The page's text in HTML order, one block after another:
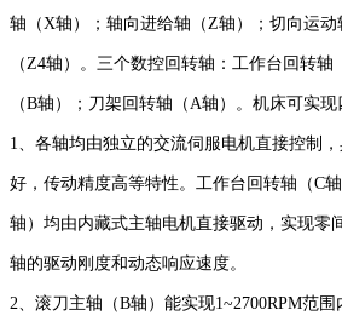
轴（X轴）；轴向进给轴（Z轴）；切向运
（Z4轴）。三个数控回转轴：工作台回转
（B轴）；刀架回转轴（A轴）。机床可实现
1、各轴均由独立的交流伺服电机直接控制
好，传动精度高等特性。工作台回转轴（C
轴）均由内藏式主轴电机直接驱动，实现零
轴的驱动刚度和动态响应速度。
2、滚刀主轴（B轴）能实现1~2700RPM范